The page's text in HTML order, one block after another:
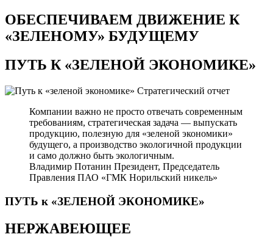
ОБЕСПЕЧИВАЕМ ДВИЖЕНИЕ К
«ЗЕЛЕНОМУ» БУДУЩЕМУ
ПУТЬ К«ЗЕЛЕНОЙ ЭКОНОМИКЕ»
Стратегический отчет
Компании важно не просто отвечать современным
требованиям, стратегическая задача — выпускать
продукцию, полезную для «зеленой экономики»
будущего, а производство экологичной продукции
и само должно быть экологичным.
Владимир Потанин Президент, Председатель
Правления ПАО «ГМК Норильский никель»
ПУТЬ к «ЗЕЛЕНОЙ ЭКОНОМИКЕ»
НЕРЖАВЕЮЩЕЕ